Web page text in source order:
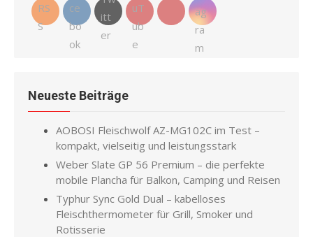
Neueste Beiträge
AOBOSI Fleischwolf AZ-MG102C im Test –
kompakt, vielseitig und leistungsstark
Weber Slate GP 56 Premium – die perfekte
mobile Plancha für Balkon, Camping und Reisen
Typhur Sync Gold Dual – kabelloses
Fleischthermometer für Grill, Smoker und
Rotisserie